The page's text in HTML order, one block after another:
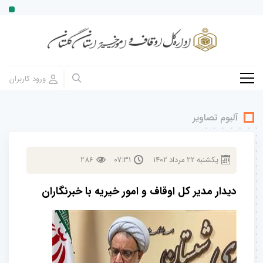
آلبوم تصاویر
يكشنبه22 مرداد 1402
07:31
286
دیدار مدیر کل اوقاف و امور خیریه با خبرنگاران